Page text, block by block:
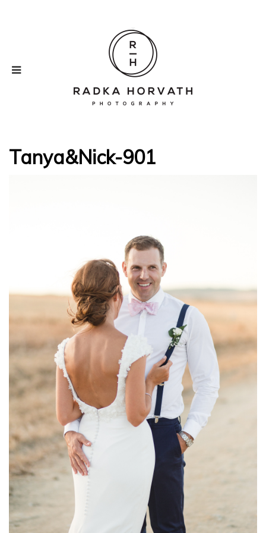
Tanya&Nick-901